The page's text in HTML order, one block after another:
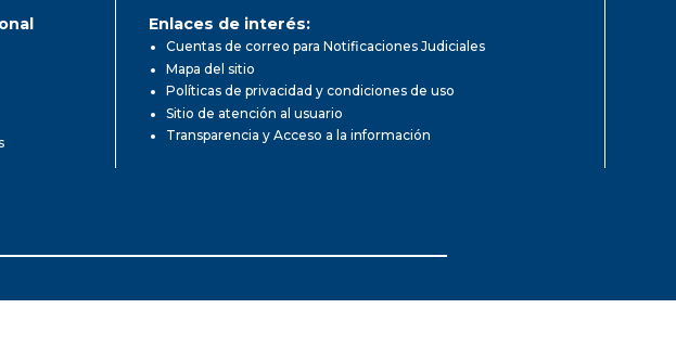
Enlaces de interés:
Cuentas de correo para Notificaciones Judiciales
Mapa del sitio
Políticas de privacidad y condiciones de uso
Sitio de atención al usuario
Transparencia y Acceso a la información